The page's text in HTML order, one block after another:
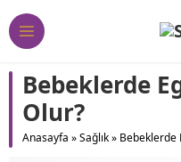
Bebeklerde
Olur?
Anasayfa »Sağlık» Bebeklerde